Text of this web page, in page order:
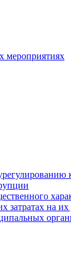
мероприятиях
на